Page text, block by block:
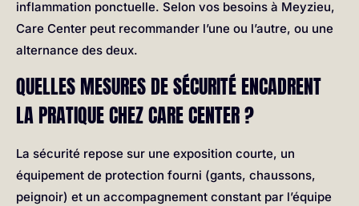
inflammation ponctuelle. Selon vos besoins à Meyzieu,
Care Center peut recommander l’une ou l’autre, ou une
alternance des deux.
QUELLES MESURES DE SÉCURITÉ ENCADRENT
LA PRATIQUE CHEZ CARE CENTER ?
La sécurité repose sur une exposition courte, un
équipement de protection fourni (gants, chaussons,
peignoir) et un accompagnement constant par l’équipe